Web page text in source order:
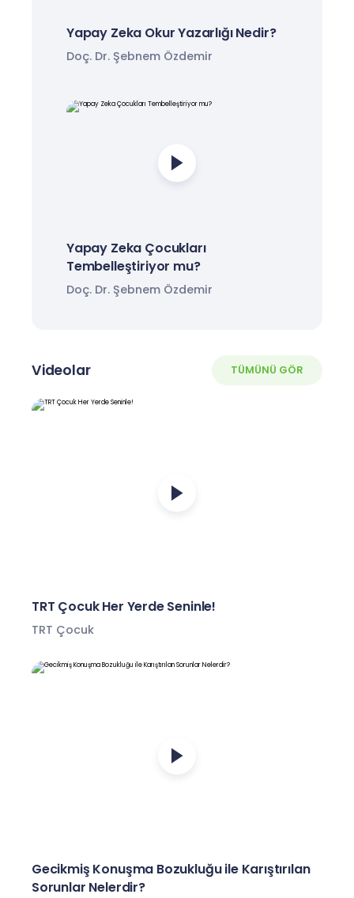
Yapay Zeka Okur Yazarlığı Nedir?
Doç. Dr. Şebnem Özdemir
Yapay Zeka Çocukları
Tembelleştiriyor mu?
Doç. Dr. Şebnem Özdemir
Videolar TÜMÜNÜ GÖR
TRT Çocuk Her Yerde Seninle!
TRT Çocuk
Gecikmiş Konuşma Bozukluğu ile Karıştırılan
Sorunlar Nelerdir?